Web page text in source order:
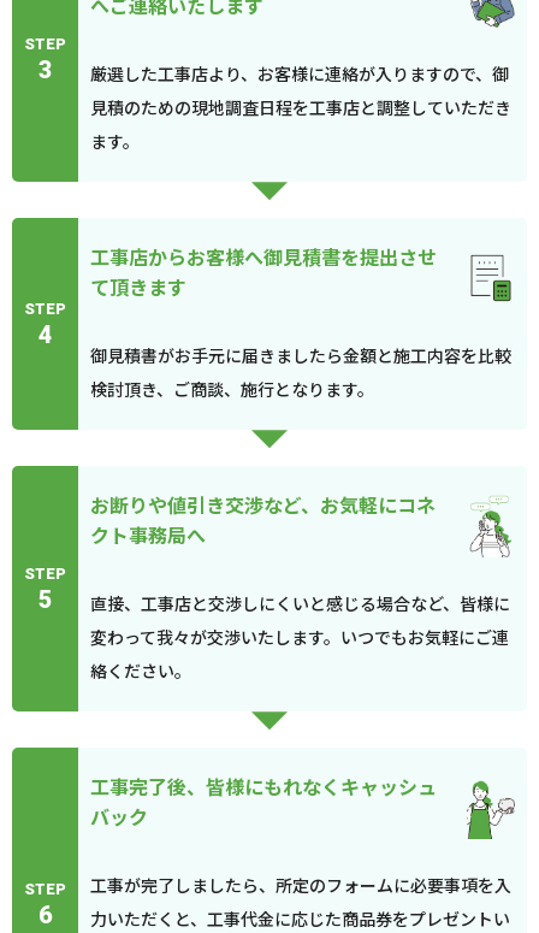
STEP
3
厳選した工事店より、お客様に連絡が入りますので、御
見積のための現地調査日程を工事店と調整していただき
ます。
STEP
4
工事店からお客様へ御見積書を提出させ
て頂きます
御見積書がお手元に届きましたら金額と施工内容を比較
検討頂き、ご商談、施行となります。
STEP
5
お断りや値引き交渉など、お気軽にコネ
クト事務局へ
直接、工事店と交渉しにくいと感じる場合など、皆様に
変わって我々が交渉いたします。いつでもお気軽にご連
絡ください。
STEP
6
工事完了後、皆様にもれなくキャッシュ
バック
工事が完了しましたら、所定のフォームに必要事項を入
力いただくと、工事代金に応じた商品券をプレゼントい